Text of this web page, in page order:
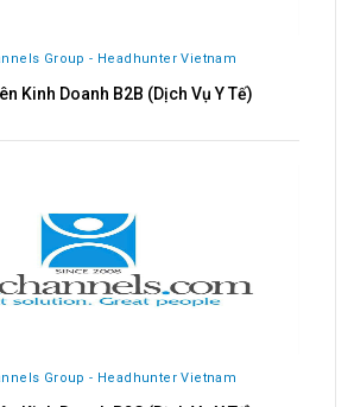
- Headhunter Vietnam
Doanh B2B (Dịch Vụ Y Tế)
- Headhunter Vietnam